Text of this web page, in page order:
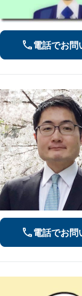
電話でお問
電話でお問